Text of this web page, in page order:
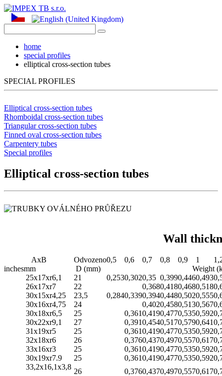
home
special profiles
elliptical cross-section tubes
SPECIAL PROFILES
Elliptical cross-section tubes
Rhomboidal cross-section tubes
Triangular cross-section tubes
Finned oval cross-section tubes
Carpentery tubes
Special profiles
Elliptical cross-section tubes
Wall
AxB Odvozeno0,5 0,6 0,7 0,8 0,9 1
inchesmm D (mm)
Weight
25x17xr6,1
21 0,2530,3020,35 0,3990,4460,493
26x17xr7
22 0,3680,4180,4680,518
30x15xr4,25
23,5 0,2840,3390,3940,4480,5020,555
30x16xr4,75
24 0,4020,4580,5130,567
30x18xr6,5
25 0,3610,4190,4770,5350,592
30x22xr9,1
27 0,3910,4540,5170,5790,641
31x19xr5
25 0,3610,4190,4770,5350,592
32x18xr6
26 0,3760,4370,4970,5570,617
33x16xr3
25 0,3610,4190,4770,5350,592
30x19xr7.9
25 0,3610,4190,4770,5350,592
33,2x16,1x3,8
26 0,3760,4370,4970,5570,617